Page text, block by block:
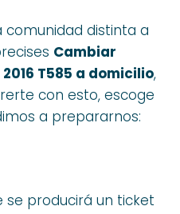
comunidad distinta a
Cambiar
T585 a domicilio,
con esto, escoge
a prepararnos:
producirá un ticket